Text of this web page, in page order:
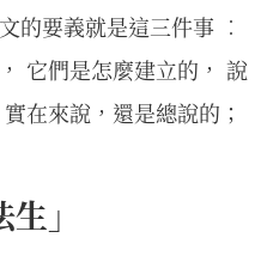
的要義就是這三件事 ︰
它們是怎麼建立的， 說
在來說，還是總說的；
生」